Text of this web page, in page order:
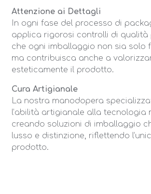
Attenzione ai Dettagli
In ogni fase del processo di
applica rigorosi controlli di qualità
che ogni imballaggio non sia solo
ma contribuisca anche a
esteticamente il prodotto.
Cura Artigianale
La nostra manodopera
l’abilità artigianale alla tecnologia
creando soluzioni di imballaggio
lusso e distinzione, riflettendo
prodotto.